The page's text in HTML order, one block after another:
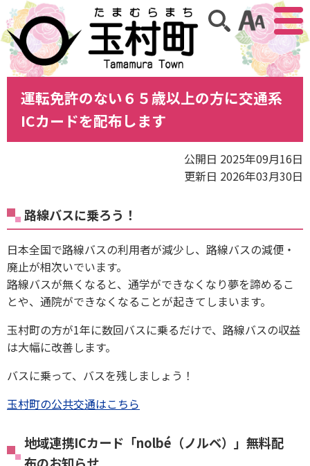
アクセ
サイト内検索
運転免許のない６５歳以上の方に交通系
ICカードを配布します
公開日 2025年09月16日
更新日 2026年03月30日
路線バスに乗ろう！
日本全国で路線バスの利用者が減少し、路線バスの減便・
廃止が相次いでいます。
路線バスが無くなると、通学ができなくなり夢を諦めるこ
とや、通院ができなくなることが起きてしまいます。
玉村町の方が1年に数回バスに乗るだけで、路線バスの収益
は大幅に改善します。
バスに乗って、バスを残しましょう！
玉村町の公共交通はこちら
地域連携ICカード「nolbé（ノルベ）」無料配